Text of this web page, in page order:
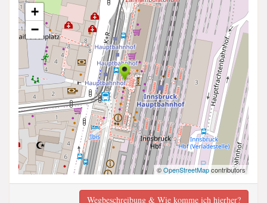
+
−
©OpenStreetMapcontributors
Wegbeschreibung & Wie komme ich hierher?